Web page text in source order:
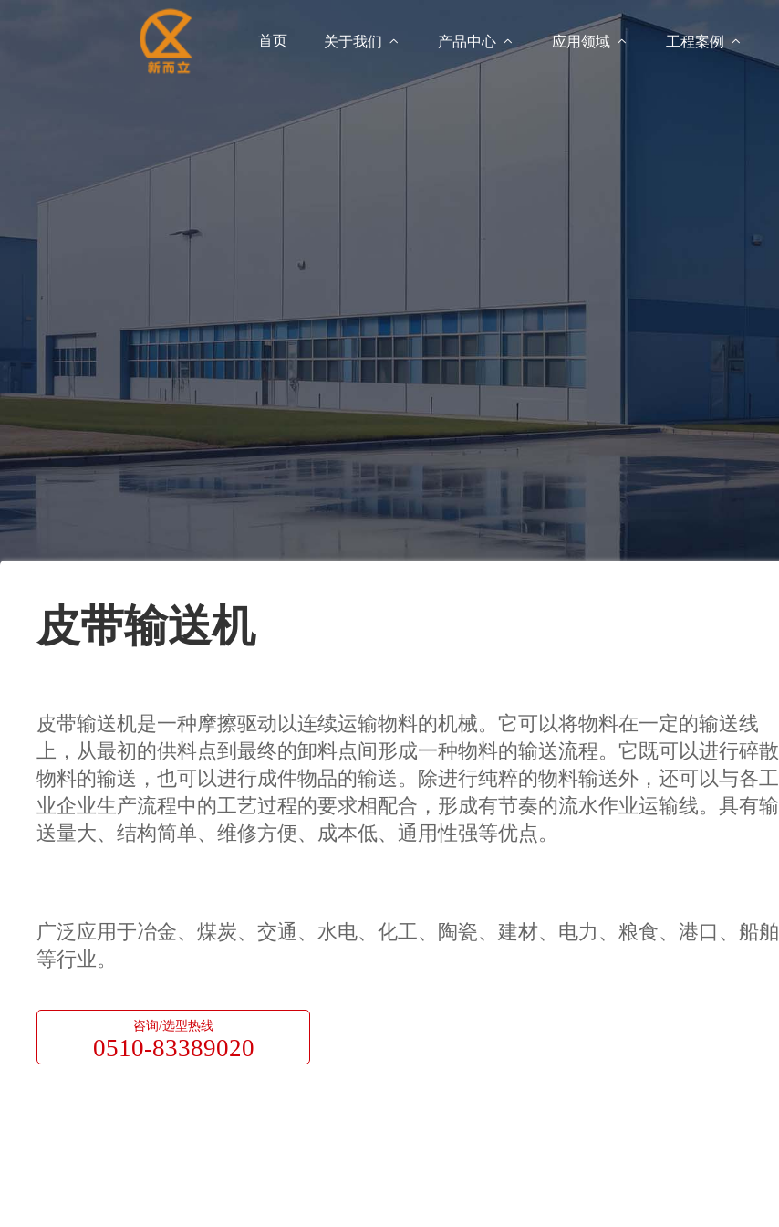
首页 关于我们  产品中心  应用领域  工程案例 
皮带输送机
皮带输送机是一种摩擦驱动以连续运输物料的机械。它可以将物料在一定的输送线
上，从最初的供料点到最终的卸料点间形成一种物料的输送流程。它既可以进行碎散
物料的输送，也可以进行成件物品的输送。除进行纯粹的物料输送外，还可以与各工
业企业生产流程中的工艺过程的要求相配合，形成有节奏的流水作业运输线。具有输
送量大、结构简单、维修方便、成本低、通用性强等优点。
广泛应用于冶金、煤炭、交通、水电、化工、陶瓷、建材、电力、粮食、港口、船舶
等行业。
咨询/选型热线
0510-83389020